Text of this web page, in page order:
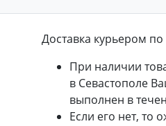
Доставка курьером
При наличии
в Севастополе
выполнен в
Если его нет, то